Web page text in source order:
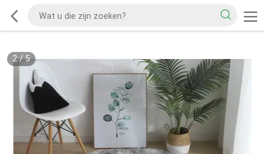
2/5